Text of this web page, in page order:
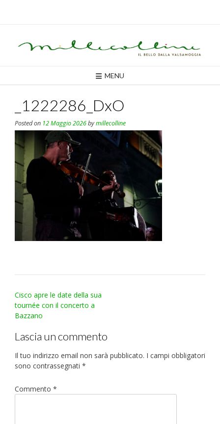
MENU
_1222286_DxO
Posted on 12 Maggio 2026bymillecolline
Post
navigation
Cisco apre le date della sua
tournée con il concerto a
Bazzano
Lascia un commento
Il tuo indirizzo email non sarà pubblicato. I campi obbligatori
sono contrassegnati *
Commento *